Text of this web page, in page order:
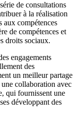
de consultations
à la réalisation
aux compétences
de compétences et
droits sociaux.
engagements
des
un meilleur partage
une collaboration avec
qui fournissent une
développant des